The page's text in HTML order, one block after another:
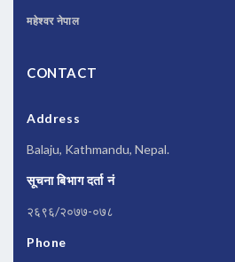
महेश्वर नेपाल
CONTACT
Address
Balaju, Kathmandu, Nepal.
सूचना बिभाग दर्ता नं
२६९६/२०७७-०७८
Phone